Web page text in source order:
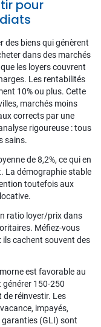
pour
des biens qui génèrent
dans des marchés
les loyers couvrent
Les rentabilités
10% ou plus. Cette
marchés moins
corrects par une
rigoureuse : tous
sains.
de 8,2%, ce qui en
La démographie stable
toutefois aux
ratio loyer/prix dans
Méfiez-vous
ils cachent souvent des
est favorable au
générer 150-250
réinvestir. Les
impayés,
(GLI) sont